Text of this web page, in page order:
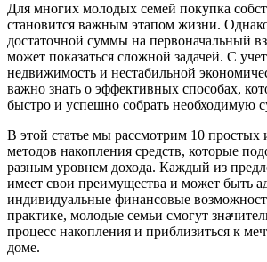
Для многих молодых семей покупка
становится важным этапом жизни.
достаточной суммы на первоначальный
может показаться сложной задачей. С
недвижимость и нестабильной
важно знать о эффективных способах,
быстро и успешно собрать необходимую
В этой статье мы рассмотрим 10 простых
методов накопления средств, которые
разным уровнем дохода. Каждый из
имеет свои преимущества и может быть
индивидуальные финансовые
практике, молодые семьи смогут
процесс накопления и приблизиться к
доме.